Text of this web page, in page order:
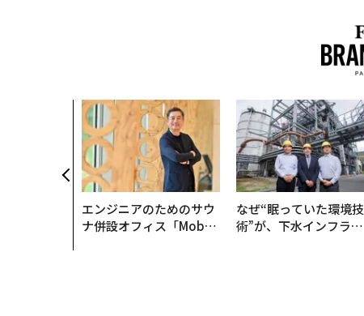
エンジニアのためのサウ
ナ併設オフィス「Mobiu
なぜ“眠っていた環境技
術”が、下水インフラを